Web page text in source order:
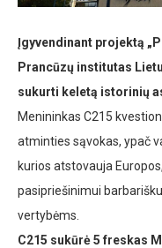
Įgyvendinant projektą
Prancūzų institutas
sukurti keletą istorinių
Menininkas C215
atminties sąvokas, ypač
kurios atstovauja
pasipriešinimui
vertybėms.
C215 sukūrė 5 freskas